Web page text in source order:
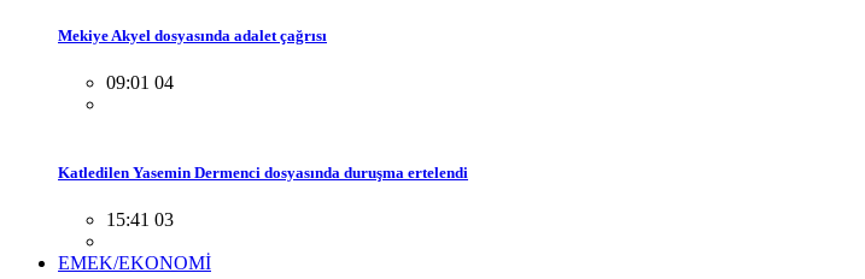
Mekiye Akyel dosyasında adalet çağrısı
09:01 04
Katledilen Yasemin Dermenci dosyasında duruşma ertelendi
15:41 03
EMEK/EKONOMİ